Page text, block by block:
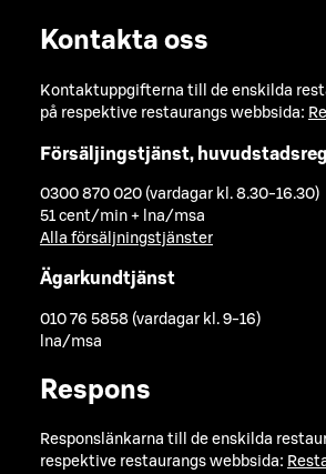
Kontakta oss
Kontaktuppgifterna till de enskilda
på respektive restaurangs webbsida:
Försäljingstjänst,
0300 870 020 (vardagar kl. 8.30-16.30)
51 cent/min + lna/msa
Alla försäljningstjänster
Ägarkundtjänst
010 76 5858 (vardagar kl. 9-16)
lna/msa
Respons
Responslänkarna till de enskilda
respektive restaurangs webbsida: